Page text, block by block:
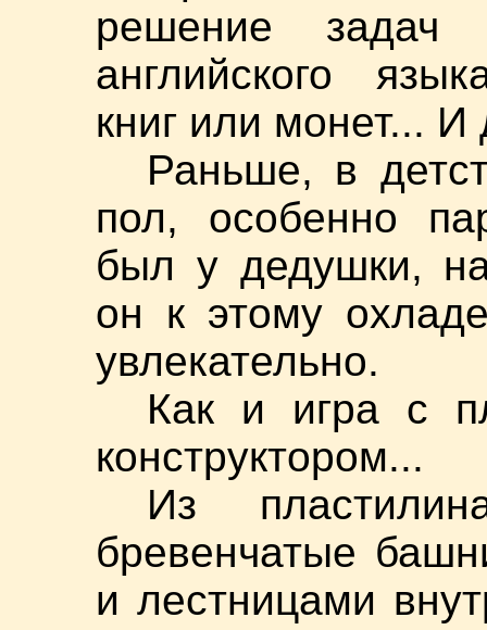
решение задач
английского
книг или монет...
Раньше, в
пол, особенно
был у дедушки,
он к этому
увлекательно.
Как и игра с
конструктором...
Из
бревенчатые
и лестницами